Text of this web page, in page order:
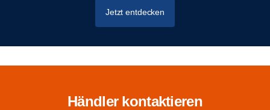
Jetzt entdecken
Händler kontaktieren